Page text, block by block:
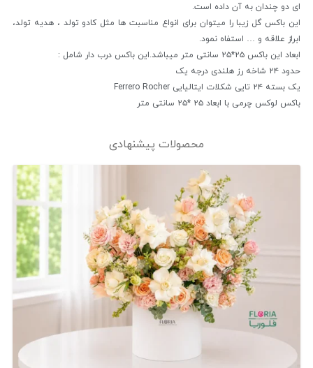
ای دو چندان به آن داده است.
این باکس گل زیبا را میتوان برای انواع مناسبت ها مثل کادو تولد ، هدیه تولد،
ابراز علاقه و … استفاه نمود.
ابعاد این باکس ۲۵*۲۵ سانتی متر میباشد.این باکس درب دار شامل :
حدود ۲۴ شاخه رز هلندی درجه یک
یک بسته ۲۴ تایی شکلات ایتالیایی Ferrero Rocher
باکس لوکس چرمی با ابعاد ۲۵ *۲۵ سانتی متر
محصولات پیشنهادی